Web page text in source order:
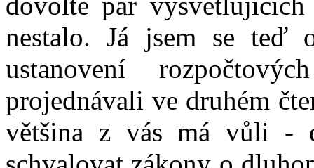
nestalo. Já jsem se teď
ustanovení
projednávali ve druhém
většina z vás má vůli -